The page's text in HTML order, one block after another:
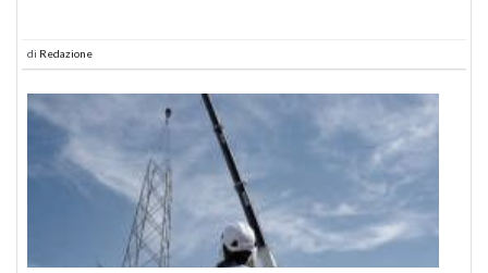
di Redazione